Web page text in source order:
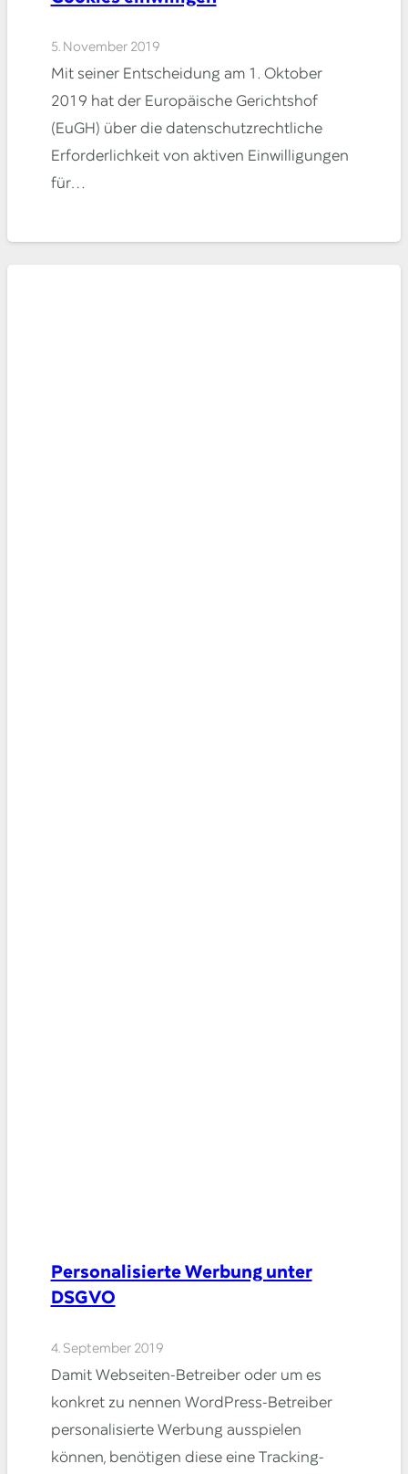
5. November 2019
Mit seiner Entscheidung am 1. Oktober
2019 hat der Europäische Gerichtshof
(EuGH) über die datenschutzrechtliche
Erforderlichkeit von aktiven Einwilligungen
für…
Personalisierte Werbung unter
DSGVO
4. September 2019
Damit Webseiten-Betreiber oder um es
konkret zu nennen WordPress-Betreiber
personalisierte Werbung ausspielen
können, benötigen diese eine Tracking-